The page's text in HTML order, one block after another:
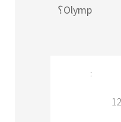
Olymp؟
: